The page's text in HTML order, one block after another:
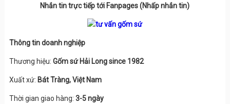
Nhắn tin trực tiếp tới Fanpages (Nhấp nhắn tin)
Thông tin doanh nghiệp
Thương hiệu: Gốm sứ Hải Long since 1982
Xuất xứ: Bát Tràng, Việt Nam
Thời gian giao hàng: 3-5 ngày